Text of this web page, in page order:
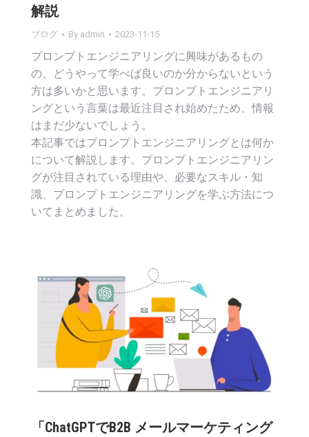
解説
ブログ By admin 2023-11-15
プロンプトエンジニアリングに興味があるもの
の、どうやって学べば良いのか分からないという
方は多いかと思います。プロンプトエンジニアリ
ングという言葉は最近注目され始めたため、情報
はまだ少ないでしょう。
本記事ではプロンプトエンジニアリングとは何か
について解説します。プロンプトエンジニアリン
グが注目されている理由や、必要なスキル・知
識、プロンプトエンジニアリングを学ぶ方法につ
いてまとめました。
「ChatGPTでB2B メールマーケティング